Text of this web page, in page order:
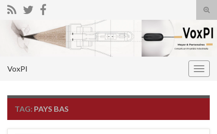
Search for:
VoxPI
TAG: PAYS BAS